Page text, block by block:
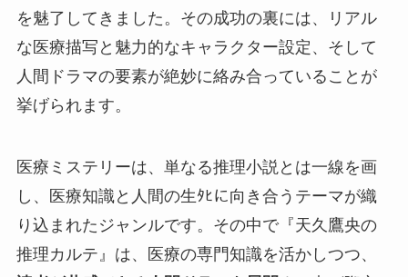
を魅了してきました。その成功の裏には、リアル
な医療描写と魅力的なキャラクター設定、そして
人間ドラマの要素が絶妙に絡み合っていることが
挙げられます。
医療ミステリーは、単なる推理小説とは一線を画
し、医療知識と人間の生ﾀﾋに向き合うテーマが織
り込まれたジャンルです。その中で『天久鷹央の
推理カルテ』は、医療の専門知識を活かしつつ、